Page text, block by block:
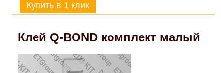
Клей Q-BOND комплект малый